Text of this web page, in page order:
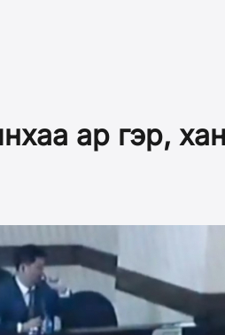
ар гэр,